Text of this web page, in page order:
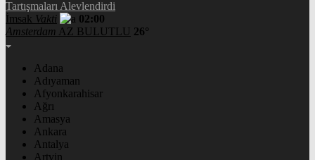
Tartışmaları Alevlendirdi
İmsak Vakti
02:00
Amsterdam AZ BULUTLU 26°
Adana
Adıyaman
Afyonkarahisar
Ağrı
Amasya
Ankara
Antalya
Artvin